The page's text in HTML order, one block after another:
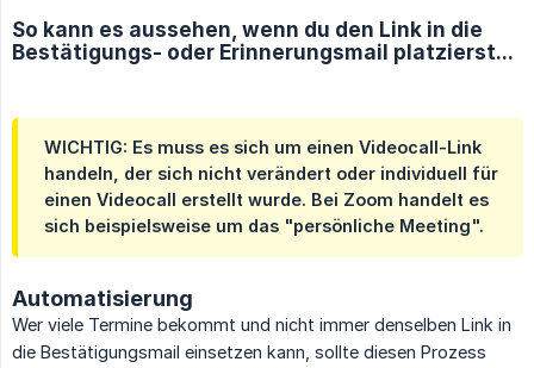
So kann es aussehen, wenn du den Link in die
Bestätigungs- oder Erinnerungsmail platzierst...
WICHTIG: Es muss es sich um einen Videocall-Link
handeln, der sich nicht verändert oder individuell für
einen Videocall erstellt wurde. Bei Zoom handelt es
sich beispielsweise um das "persönliche Meeting".
Automatisierung
Wer viele Termine bekommt und nicht immer denselben Link in
die Bestätigungsmail einsetzen kann, sollte diesen Prozess